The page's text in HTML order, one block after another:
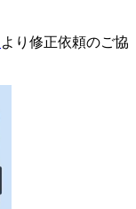
より修正依頼のご協